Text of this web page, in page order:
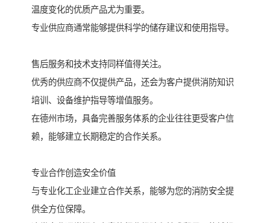
温度变化的优质产品尤为重要。
专业供应商通常能够提供科学的储存建议和使用指导。
售后服务和技术支持同样值得关注。
优秀的供应商不仅提供产品，还会为客户提供消防知识
培训、设备维护指导等增值服务。
在德州市场，具备完善服务体系的企业往往更受客户信
赖，能够建立长期稳定的合作关系。
专业合作创造安全价值
与专业化工企业建立合作关系，能够为您的消防安全提
供全方位保障。